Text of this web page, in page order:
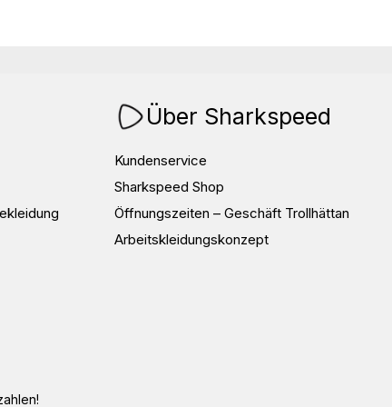
Über Sharkspeed
Kundenservice
Sharkspeed Shop
Öffnungszeiten – Geschäft Trollhättan
Arbeitskleidungskonzept